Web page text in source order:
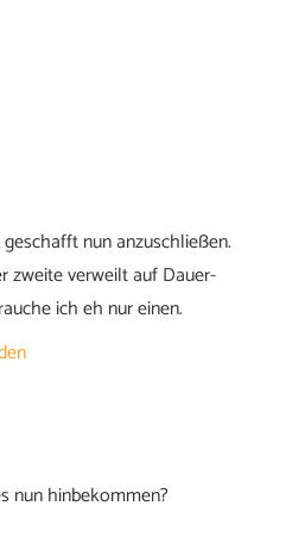
nun anzuschließen.
zweite verweilt auf Dauer-
ich eh nur einen.
nun hinbekommen?